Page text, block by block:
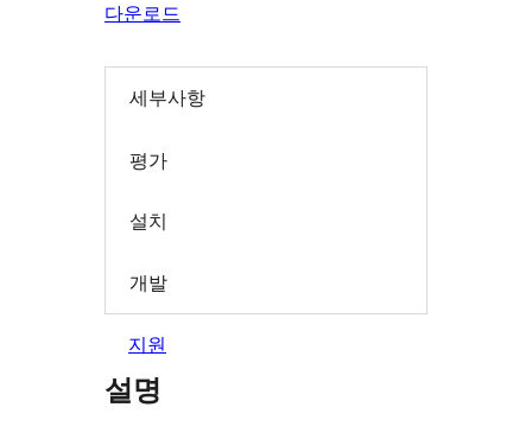
다운로드
세부사항
평가
설치
개발
지원
설명